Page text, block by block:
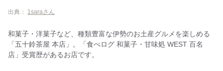
出典： 1saraさん
和菓子・洋菓子など、種類豊富な伊勢のお土産グルメを楽しめる
「五十鈴茶屋 本店」。「食べログ 和菓子・甘味処 WEST 百名
店」受賞歴があるお店です。